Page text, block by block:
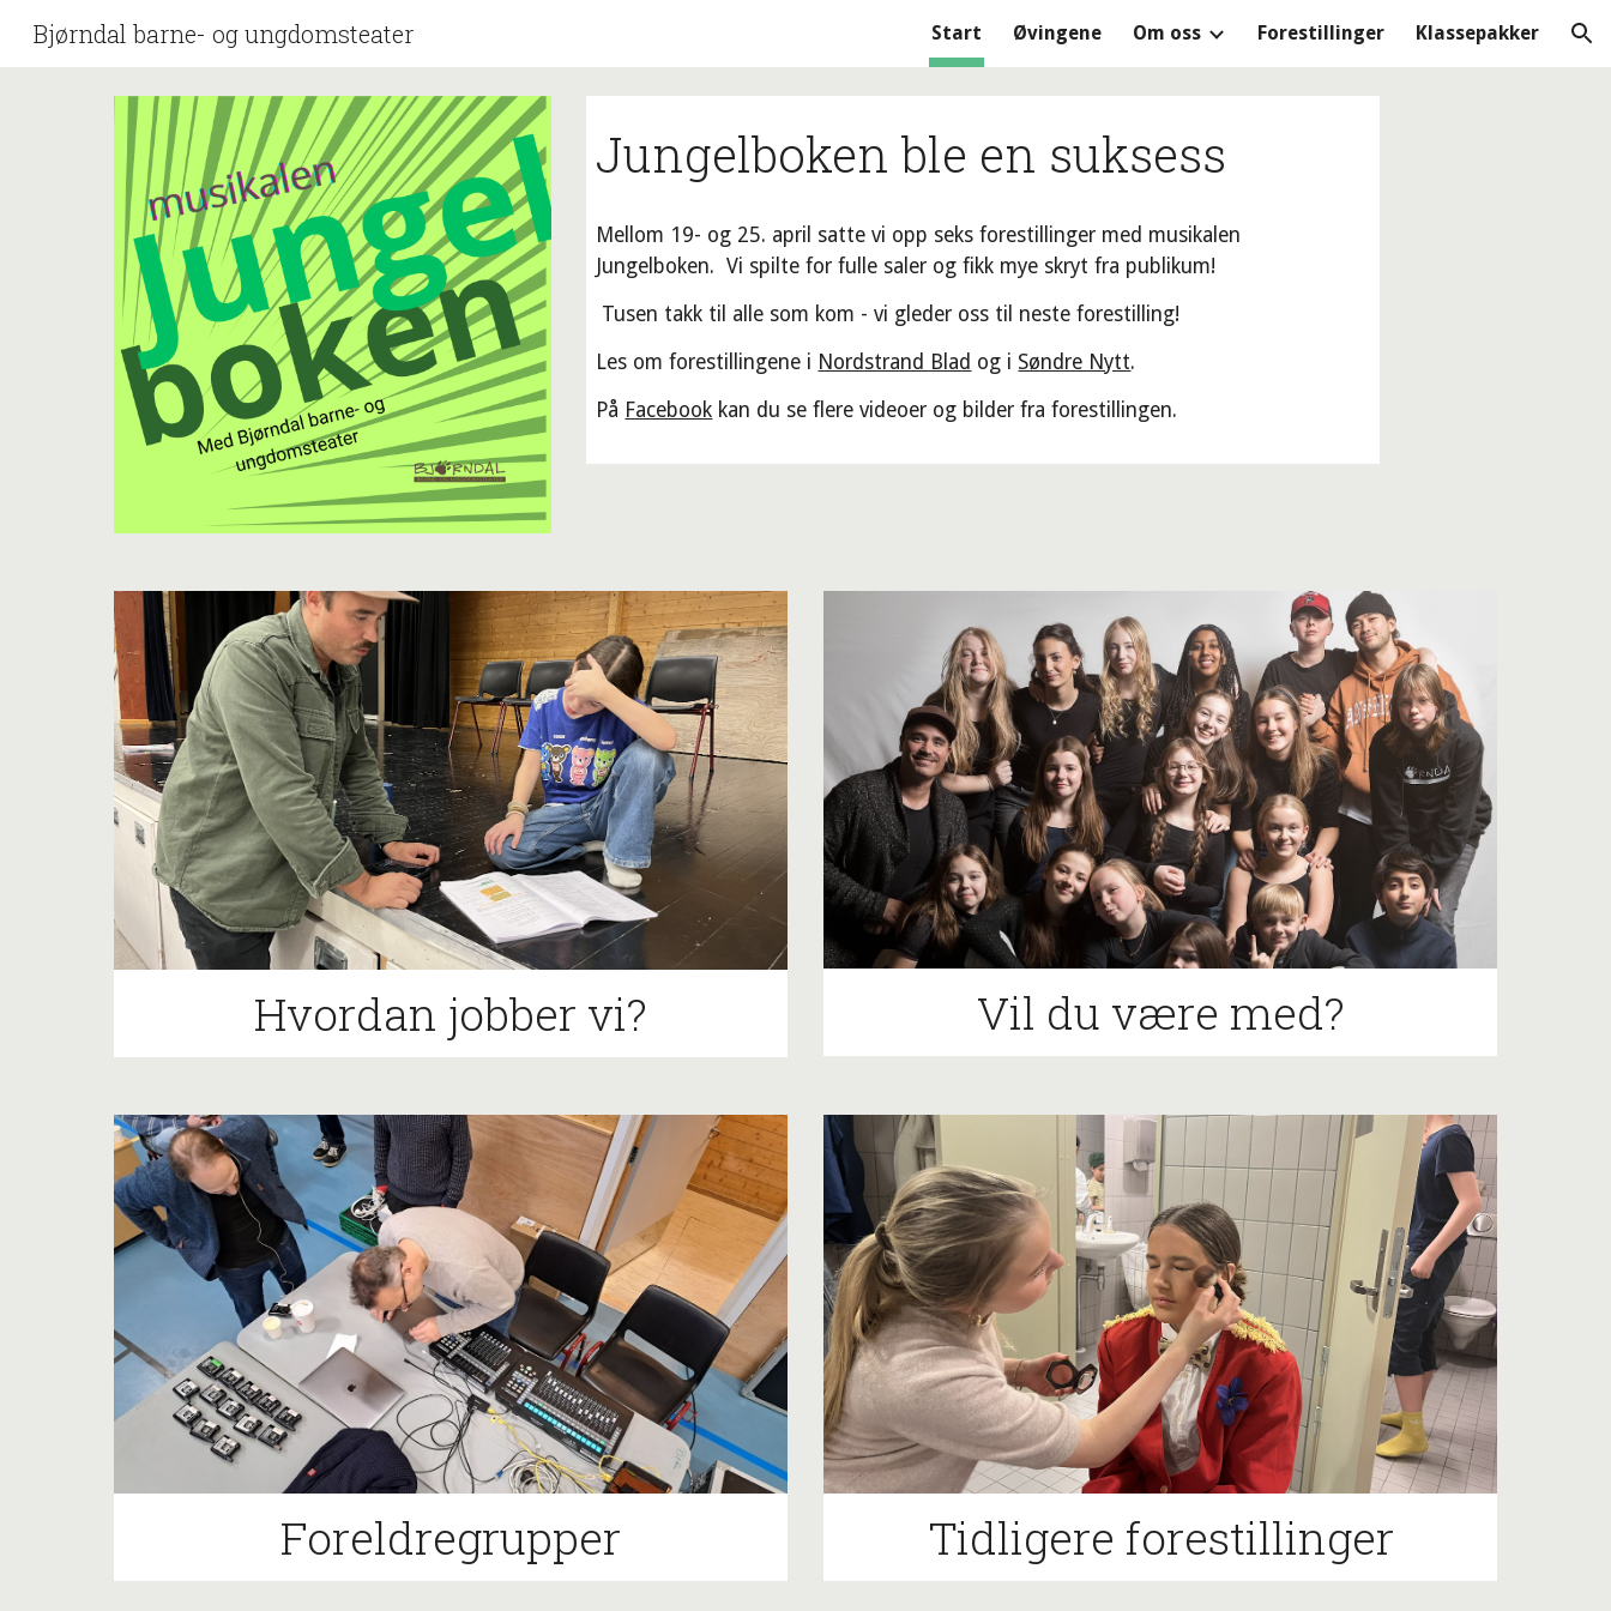
Skip to navigation
Bjørndal barne- og ungdomsteater Start Øvingene Om oss Forestillinger Klassepakker
Jungelboken ble en suksess
Mellom 19- og 25. april satte vi opp seks forestillinger med musikalen
Jungelboken. Vi spilte for fulle saler og fikk mye skryt fra publikum!
Tusen takk til alle som kom - vi gleder oss til neste forestilling!
Les om forestillingene i Nordstrand Blad og i Søndre Nytt.
På Facebook kan du se flere videoer og bilder fra forestillingen.
Hvordan jobber vi? Vil du være med?
Foreldregrupper Tidligere forestillinger